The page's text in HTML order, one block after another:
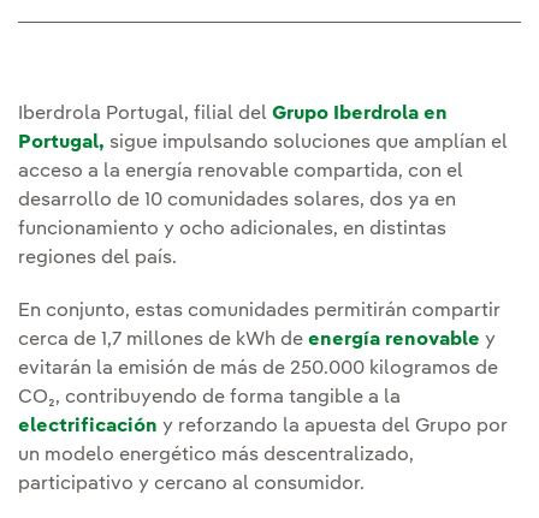
Iberdrola Portugal, filial del Grupo Iberdrola en
Portugal, sigue impulsando soluciones que amplían el
acceso a la energía renovable compartida, con el
desarrollo de 10 comunidades solares, dos ya en
funcionamiento y ocho adicionales, en distintas
regiones del país.
En conjunto, estas comunidades permitirán compartir
cerca de 1,7 millones de kWh de energía renovable y
evitarán la emisión de más de 250.000 kilogramos de
CO₂, contribuyendo de forma tangible a la
electrificación y reforzando la apuesta del Grupo por
un modelo energético más descentralizado,
participativo y cercano al consumidor.